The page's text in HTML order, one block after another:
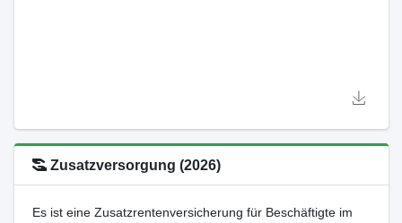
Zusatzversorgung (2026)
Es ist eine Zusatzrentenversicherung für Beschäftigte im